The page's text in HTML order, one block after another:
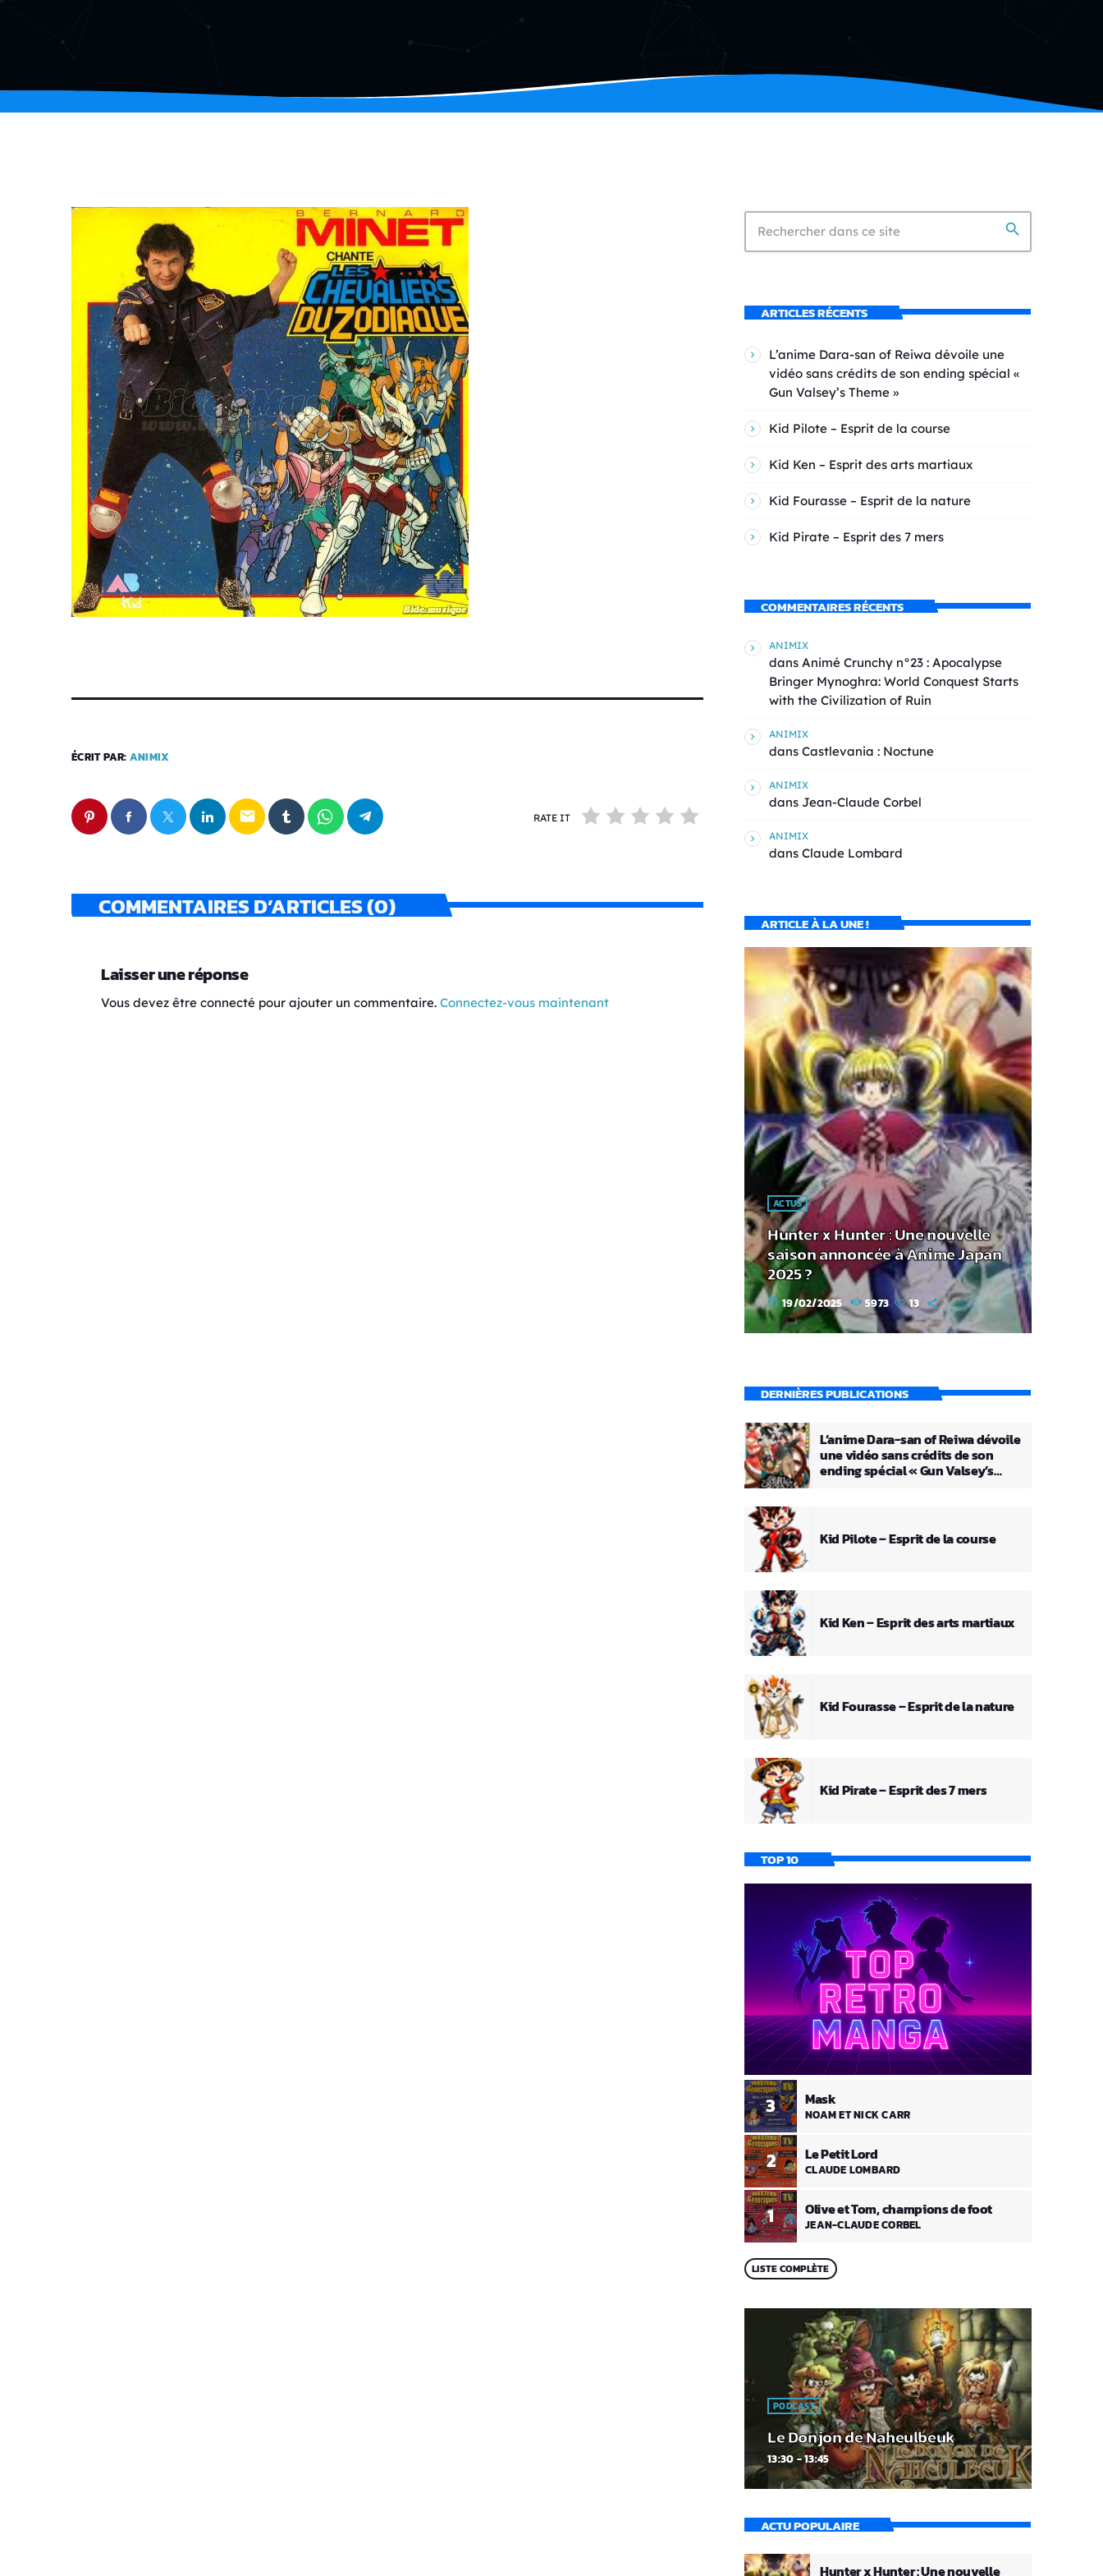
ÉCRIT PAR: ANIMIX
email RATE IT
COMMENTAIRES D’ARTICLES (0)
Laisser une réponse
Vous devez être connecté pour ajouter un commentaire. Connectez-vous maintenant
search
ARTICLES RÉCENTS
L’anime Dara-san of Reiwa dévoile une
vidéo sans crédits de son ending spécial «
Gun Valsey’s Theme »
Kid Pilote – Esprit de la course
Kid Ken – Esprit des arts martiaux
Kid Fourasse – Esprit de la nature
Kid Pirate – Esprit des 7 mers
COMMENTAIRES RÉCENTS
ANIMIX
dans Animé Crunchy n°23 : Apocalypse
Bringer Mynoghra: World Conquest Starts
with the Civilization of Ruin
ANIMIX
dans Castlevania : Noctune
ANIMIX
dans Jean-Claude Corbel
ANIMIX
dans Claude Lombard
ARTICLE À LA UNE !
ACTUS
Hunter x Hunter : Une nouvelle
saison annoncée à Anime Japan
2025 ?
today 19/02/2025 5973 13
DERNIÈRES PUBLICATIONS
L’anime Dara-san of Reiwa dévoile
une vidéo sans crédits de son
ending spécial « Gun Valsey’s
Kid Pilote – Esprit de la course
Kid Ken – Esprit des arts martiaux
Kid Fourasse – Esprit de la nature
Kid Pirate – Esprit des 7 mers
TOP 10
1 Olive et Tom, champions de foot
JEAN-CLAUDE CORBEL
2 Le Petit Lord
CLAUDE LOMBARD
3 Mask
NOAM ET NICK CARR
LISTE COMPLÈTE
PODCAST
Le Donjon de Naheulbeuk
13:30 - 13:45
ACTU POPULAIRE
Hunter x Hunter : Une nouvelle